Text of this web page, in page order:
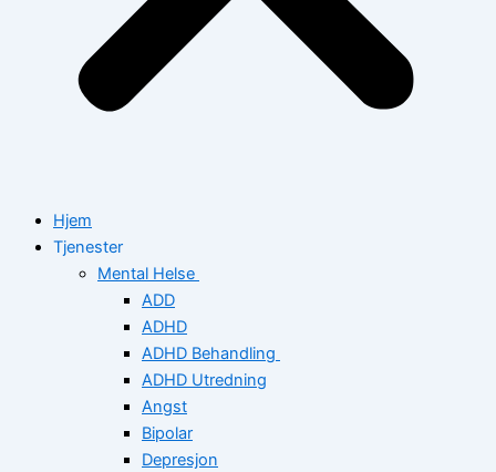
Hjem
Tjenester
Mental Helse
ADD
ADHD
ADHD Behandling
ADHD Utredning
Angst
Bipolar
Depresjon